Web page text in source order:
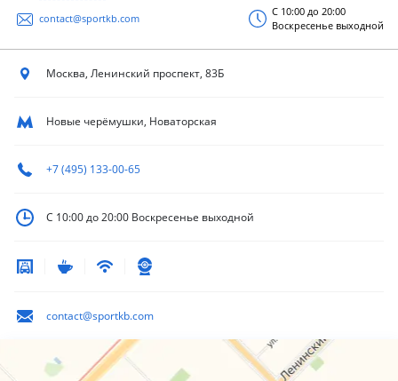
contact@sportkb.com
С 10:00 до 20:00
Воскресенье выходной
Москва, Ленинский проспект, 83Б
Новые черёмушки, Новаторская
+7 (495) 133-00-65
С 10:00 до 20:00 Воскресенье выходной
contact@sportkb.com